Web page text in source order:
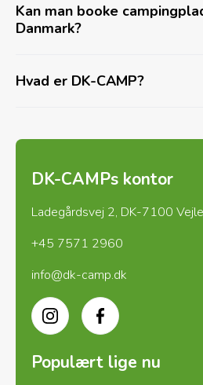
Kan man booke
Danmark?
Hvad er DK-CAMP?
DK-CAMPs kontor
Ladegårdsvej 2, DK-7100 Vejle
+45 7571 2960
info@dk-camp.dk
InstagramFacebook
Populært lige nu